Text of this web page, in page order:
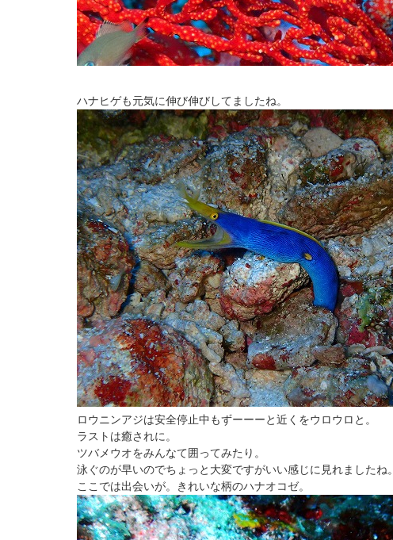
ハナヒゲも元気に伸び伸びしてましたね。
ロウニンアジは安全停止中もずーーーと近くをウロウロと。
ラストは癒されに。
ツバメウオをみんなて囲ってみたり。
泳ぐのが早いのでちょっと大変ですがいい感じに見れましたね。
ここでは出会いが。きれいな柄のハナオコゼ。